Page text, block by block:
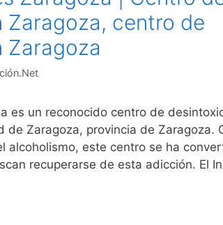
centro de
Zaragoza
es un reconocido centro de
de Zaragoza, provincia de Zaragoza.
alcoholismo, este centro se ha
recuperarse de esta adicción. El